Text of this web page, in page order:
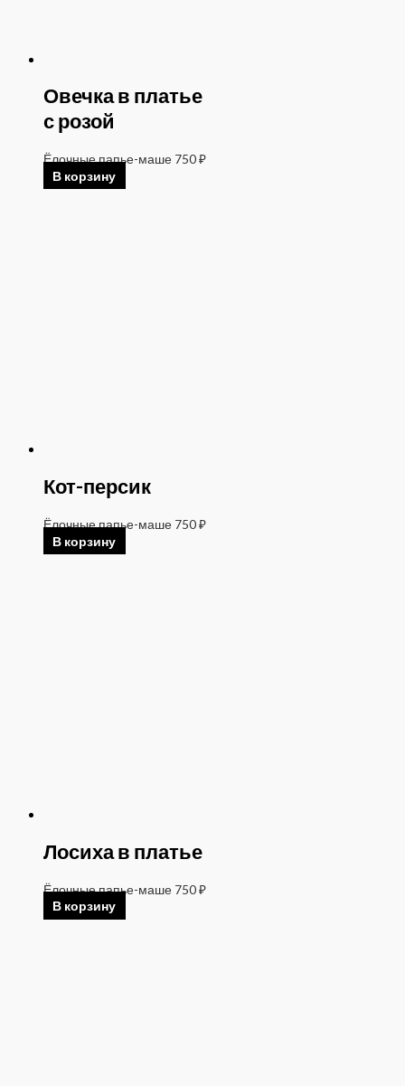
Овечка в платье
с розой
Ёлочные папье-маше 750₽
В корзину
Кот-персик
Ёлочные папье-маше 750₽
В корзину
Лосиха в платье
Ёлочные папье-маше 750₽
В корзину